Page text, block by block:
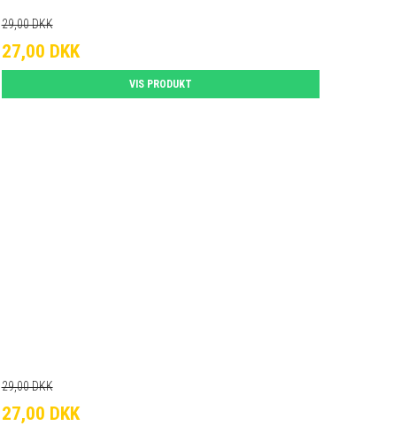
29,00 DKK
27,00 DKK
VIS PRODUKT
29,00 DKK
27,00 DKK